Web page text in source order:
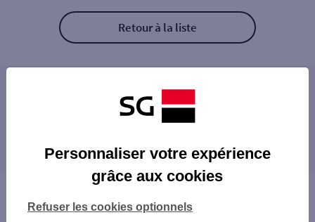
Retour à la liste
Les distributeurs/automates à proximité
LA GARENNE CHAMPS
LA GARENNE COLOMBES 4 RPT DU SOUVEN
COURBEVOIE 33 AV LEONARD DE VINCI
COURBEVOIE DANTON
proximité
PUTEAUX
Vous êtes ici : Accueil
Trouver une agence bancaire
Personnaliser votre expérience
grâce aux cookies
Refuser les cookies optionnels